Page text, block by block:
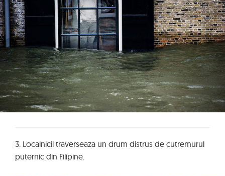
3. Localnicii traverseaza un drum distrus de cutremurul
puternic din Filipine.